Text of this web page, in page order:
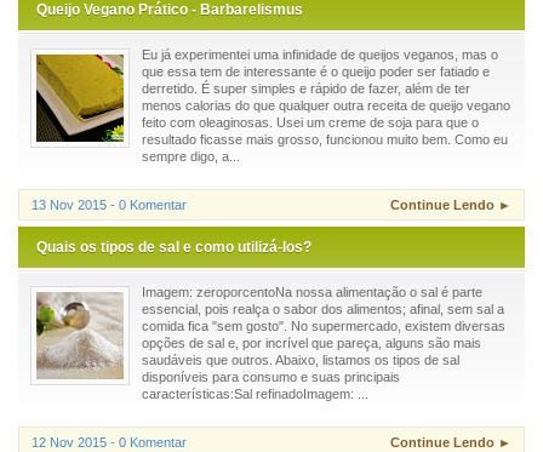
Queijo Vegano Prático - Barbarelismus
Eu já experimentei uma infinidade de queijos veganos, mas o
que essa tem de interessante é o queijo poder ser fatiado e
derretido. É super simples e rápido de fazer, além de ter
menos calorias do que qualquer outra receita de queijo vegano
feito com oleaginosas. Usei um creme de soja para que o
resultado ficasse mais grosso, funcionou muito bem. Como eu
sempre digo, a...
13 Nov 2015 - 0 Komentar Continue Lendo ►
Quais os tipos de sal e como utilizá-los?
Imagem: zeroporcentoNa nossa alimentação o sal é parte
essencial, pois realça o sabor dos alimentos; afinal, sem sal a
comida fica "sem gosto". No supermercado, existem diversas
opções de sal e, por incrível que pareça, alguns são mais
saudáveis que outros. Abaixo, listamos os tipos de sal
disponíveis para consumo e suas principais
características:Sal refinadoImagem: ...
12 Nov 2015 - 0 Komentar Continue Lendo ►